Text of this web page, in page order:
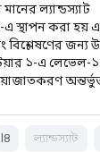
ল্যান্ডস্যাট
স্থাপন করা হয়
বিশ্লেষণের জন্য
১-এ লেভেল-১
l8 ল্যান্ডস্যাট